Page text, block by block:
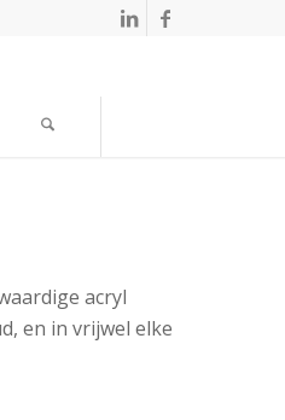
acryl
en in vrijwel elke